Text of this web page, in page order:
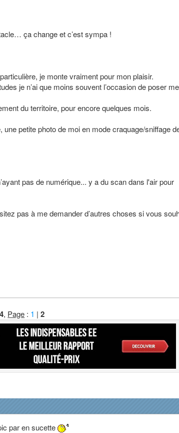
ça change et c’est sympa !
je monte vraiment pour mon plaisir.
je n’ai que moins souvent l’occasion de poser
du territoire, pour encore quelques mois.
petite photo de moi en mode craquage/sniffage
pas de numérique... y a du scan dans l'air pour
pas à me demander d’autres choses si vous
, Page : 1 |2
par en sucette